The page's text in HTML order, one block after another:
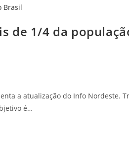
de 1/4 da
a atualização do Info Nordeste.
é…